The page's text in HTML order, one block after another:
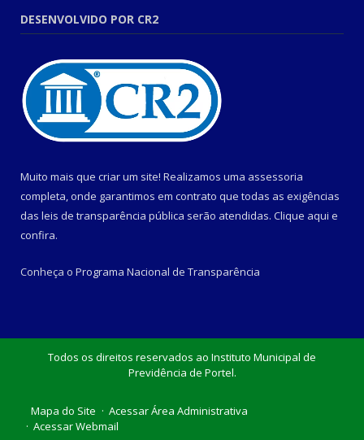
DESENVOLVIDO POR CR2
Muito mais que criar um site! Realizamos uma assessoria
completa, onde garantimos em contrato que todas as exigências
das leis de transparência pública serão atendidas. Clique aqui e
confira.
Conheça o Programa Nacional de Transparência
Todos os direitos reservados ao Instituto Municipal de
Previdência de Portel.
Mapa do Site
Acessar Área Administrativa
Acessar Webmail